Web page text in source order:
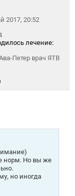
2017, 20:52
лечение:
Петер врач ЯТВ
норм. Но вы же
но иногда